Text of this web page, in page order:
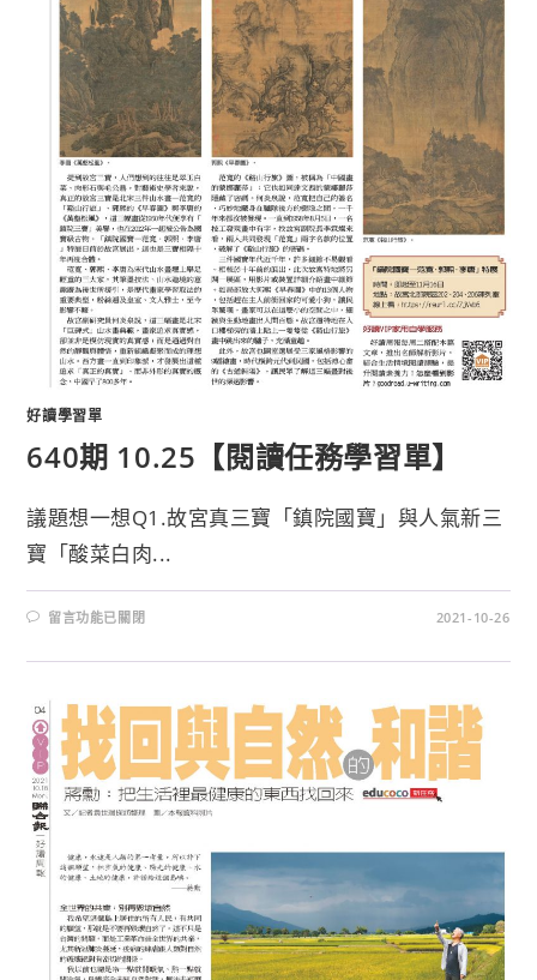
好讀學習單
640期 10.25【閱讀任務學習單】
議題想一想Q1.故宮真三寶「鎮院國寶」與人氣新三
寶「酸菜白肉...
留言功能已關閉 2021-10-26